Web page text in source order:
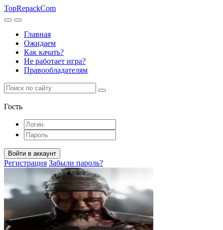
TopRepackCom
Главная
Ожидаем
Как качать?
Не работает игра?
Правообладателям
Гость
Войти в аккаунт
Регистрация Забыли пароль?